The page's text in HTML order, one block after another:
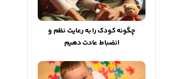
چگونه کودک را به رعایت نظم و
انضباط عادت دهیم